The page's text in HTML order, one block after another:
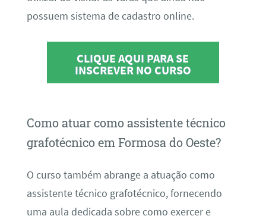
possuem sistema de cadastro online.
CLIQUE AQUI PARA SE
INSCREVER NO CURSO
Como atuar como assistente técnico
grafotécnico em Formosa do Oeste?
O curso também abrange a atuação como
assistente técnico grafotécnico, fornecendo
uma aula dedicada sobre como exercer e